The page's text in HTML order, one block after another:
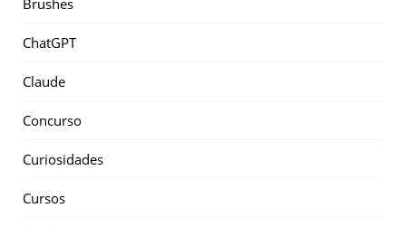
Brushes
ChatGPT
Claude
Concurso
Curiosidades
Cursos